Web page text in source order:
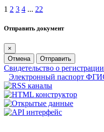
1 2 3 4 ... 22
Отправить документ
×
Отмена
Отправить
Свидетельство о
Электронный паспорт